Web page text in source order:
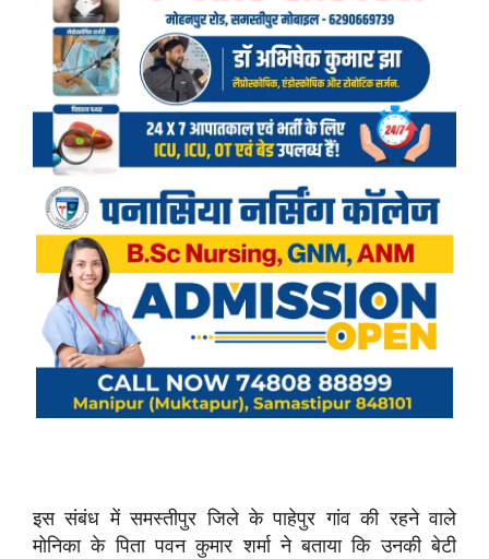
इस संबंध में समस्तीपुर जिले के पाहेपुर गांव की रहने वाले
मोनिका के पिता पवन कुमार शर्मा ने बताया कि उनकी बेटी